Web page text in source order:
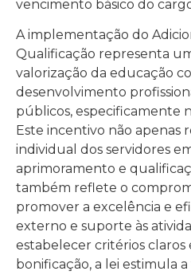
vencimento básico do
A implementação do
Qualificação representa
valorização da educação
desenvolvimento
públicos, especificamente
Este incentivo não apenas
individual dos servidores
aprimoramento e
também reflete o
promover a excelência e
externo e suporte às
estabelecer critérios claros
bonificação, a lei estimula